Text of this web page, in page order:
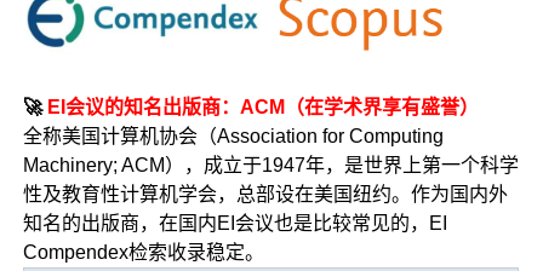
🚀EI会议的知名出版商：ACM（在学术界享有盛誉）
全称美国计算机协会（Association for Computing
Machinery; ACM），成立于1947年，是世界上第一个科学
性及教育性计算机学会，总部设在美国纽约。作为国内外
知名的出版商，在国内EI会议也是比较常见的，EI
Compendex检索收录稳定。